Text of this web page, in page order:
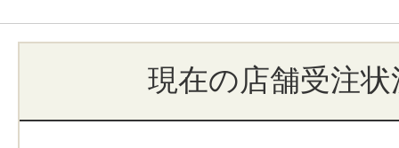
現在の店舗受注状